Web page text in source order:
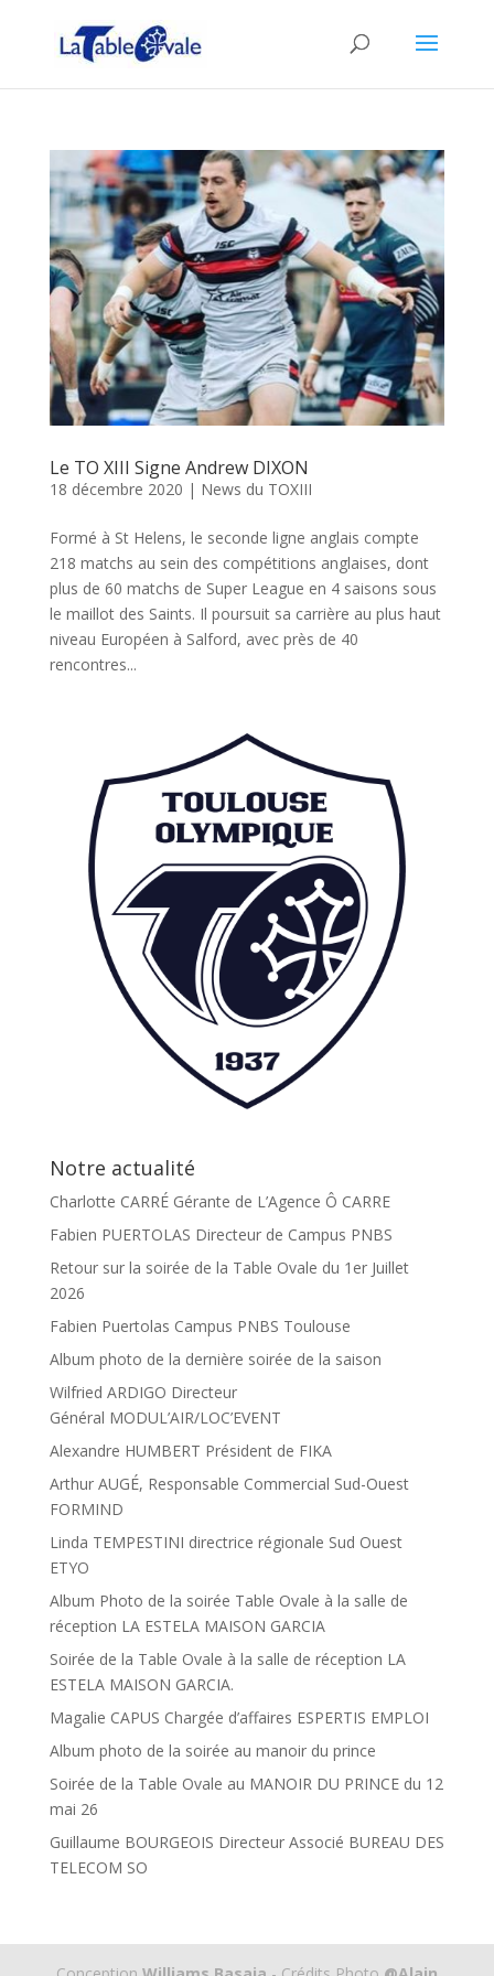
Le TO XIII Signe Andrew DIXON
18 décembre 2020 | News du TOXIII
Formé à St Helens, le seconde ligne anglais compte
218 matchs au sein des compétitions anglaises, dont
plus de 60 matchs de Super League en 4 saisons sous
le maillot des Saints. Il poursuit sa carrière au plus haut
niveau Européen à Salford, avec près de 40
rencontres...
Notre actualité
Charlotte CARRÉ Gérante de L’Agence Ô CARRE
Fabien PUERTOLAS Directeur de Campus PNBS
Retour sur la soirée de la Table Ovale du 1er Juillet
2026
Fabien Puertolas Campus PNBS Toulouse
Album photo de la dernière soirée de la saison
Wilfried ARDIGO Directeur
Général MODUL’AIR/LOC’EVENT
Alexandre HUMBERT Président de FIKA
Arthur AUGÉ, Responsable Commercial Sud-Ouest
FORMIND
Linda TEMPESTINI directrice régionale Sud Ouest
ETYO
Album Photo de la soirée Table Ovale à la salle de
réception LA ESTELA MAISON GARCIA
Soirée de la Table Ovale à la salle de réception LA
ESTELA MAISON GARCIA.
Magalie CAPUS Chargée d’affaires ESPERTIS EMPLOI
Album photo de la soirée au manoir du prince
Soirée de la Table Ovale au MANOIR DU PRINCE du 12
mai 26
Guillaume BOURGEOIS Directeur Associé BUREAU DES
TELECOM SO